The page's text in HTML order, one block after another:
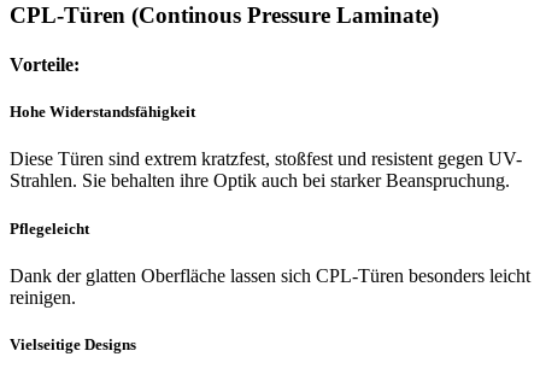
CPL-Türen (Continous Pressure Laminate)
Vorteile:
Hohe Widerstandsfähigkeit
Diese Türen sind extrem kratzfest, stoßfest und resistent gegen UV-
Strahlen. Sie behalten ihre Optik auch bei starker Beanspruchung.
Pflegeleicht
Dank der glatten Oberfläche lassen sich CPL-Türen besonders leicht
reinigen.
Vielseitige Designs